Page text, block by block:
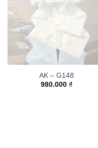
AK – G148
980.000 ₫